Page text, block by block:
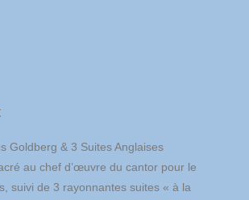
Goldberg & 3 Suites Anglaises
au chef d’œuvre du cantor pour le
suivi de 3 rayonnantes suites « à la